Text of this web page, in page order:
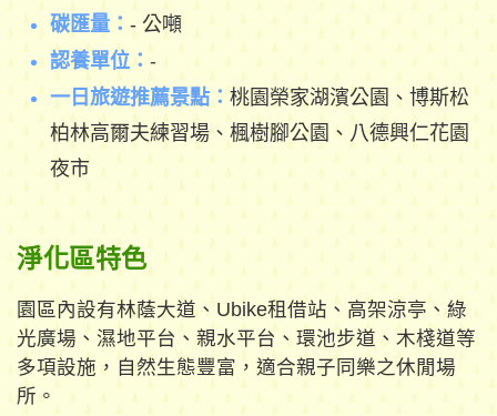
碳匯量： - 公噸
認養單位： -
一日旅遊推薦景點：桃園榮家湖濱公園、博斯松
柏林高爾夫練習場、楓樹腳公園、八德興仁花園
夜市
淨化區特色
園區內設有林蔭大道、Ubike租借站、高架涼亭、綠
光廣場、濕地平台、親水平台、環池步道、木棧道等
多項設施，自然生態豐富，適合親子同樂之休閒場
所。